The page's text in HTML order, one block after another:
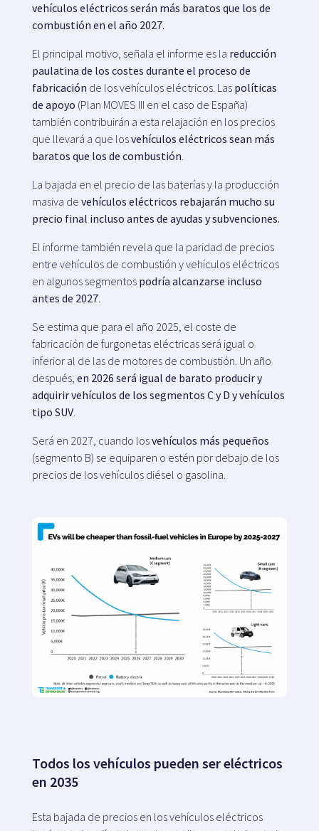
Atención al cliente
+34 979 300 500
vehículos eléctricos serán más baratos que los de
combustión en el año 2027.
El principal motivo, señala el informe es la reducción
paulatina de los costes durante el proceso de
fabricación de los vehículos eléctricos. Las políticas
de apoyo (Plan MOVES III en el caso de España)
también contribuirán a esta relajación en los precios
que llevará a que losvehículos eléctricos sean más
baratos que los de combustión.
La bajada en el precio de las baterías y la producción
masiva de vehículos eléctricos rebajarán mucho su
precio final incluso antes de ayudas y subvenciones.
El informe también revela que la paridad de precios
entre vehículos de combustión y vehículos eléctricos
en algunos segmentos podría alcanzarse incluso
antes de 2027.
Se estima que para el año 2025, el coste de
fabricación de furgonetas eléctricas será igual o
inferior al de las de motores de combustión. Un año
después, en 2026 será igual de barato producir y
adquirir vehículos de los segmentos C y D y vehículos
tipo SUV.
Será en 2027, cuando losvehículos más pequeños
(segmento B) se equiparen o estén por debajo de los
precios de los vehículos diésel o gasolina.
Todos los vehículos pueden ser eléctricos
en 2035
Esta bajada de precios en los vehículos eléctricos